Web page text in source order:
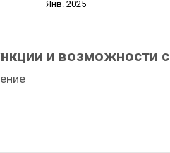
Янв. 2025
и возможности